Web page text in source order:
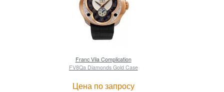
Franc Vila Complication
FV8Qa Diamonds Gold Case
Цена по запросу